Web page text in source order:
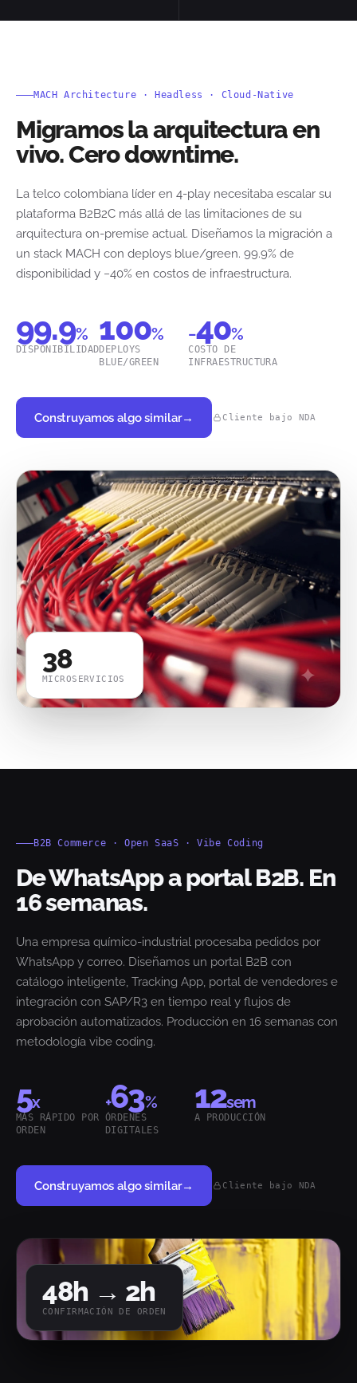
MACH Architecture · Headless · Cloud-Native
Migramos la arquitectura en
vivo. Cero downtime.
La telco colombiana líder en 4-play necesitaba escalar su
plataforma B2B2C más allá de las limitaciones de su
arquitectura on-premise actual. Diseñamos la migración a
un stack MACH con deploys blue/green. 99.9% de
disponibilidad y −40% en costos de infraestructura.
99.9%
DISPONIBILIDAD
100%
DEPLOYS
BLUE/GREEN
−40%
COSTO DE
INFRAESTRUCTURA
Construyamos algo similar→ Cliente bajo NDA
38
MICROSERVICIOS
B2B Commerce · Open SaaS · Vibe Coding
De WhatsApp a portal B2B. En
16 semanas.
Una empresa químico-industrial procesaba pedidos por
WhatsApp y correo. Diseñamos un portal B2B con
catálogo inteligente, Tracking App, portal de vendedores e
integración con SAP/R3 en tiempo real y flujos de
aprobación automatizados. Producción en 16 semanas con
metodología vibe coding.
5x
MÁS RÁPIDO POR
ORDEN
+63%
ÓRDENES
DIGITALES
12sem
A PRODUCCIÓN
Construyamos algo similar→ Cliente bajo NDA
48h → 2h
CONFIRMACIÓN DE ORDEN